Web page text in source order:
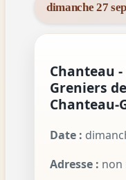
dimanche 27
Chanteau -
Greniers
Chanteau-
Date :
Adresse : non